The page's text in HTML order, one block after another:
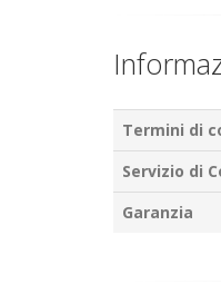
Termini di
Servizio di
Garanzia